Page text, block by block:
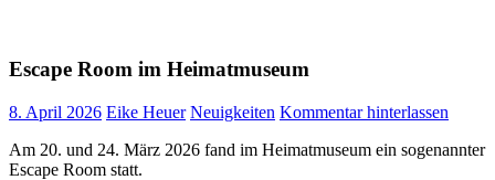
Escape Room im Heimatmuseum
8. April 2026 Eike Heuer Neuigkeiten Kommentar hinterlassen
Am 20. und 24. März 2026 fand im Heimatmuseum ein sogenannter
Escape Room statt.